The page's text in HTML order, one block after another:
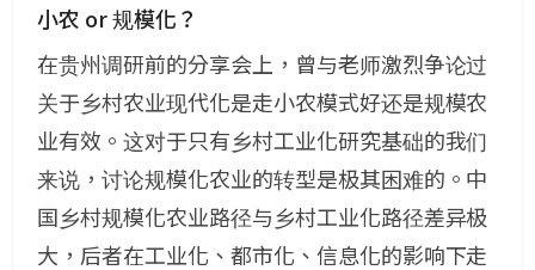
小农 or 规模化？
在贵州调研前的分享会上，曾与老师激烈争论过
关于乡村农业现代化是走小农模式好还是规模农
业有效。这对于只有乡村工业化研究基础的我们
来说，讨论规模化农业的转型是极其困难的。中
国乡村规模化农业路径与乡村工业化路径差异极
大，后者在工业化、都市化、信息化的影响下走